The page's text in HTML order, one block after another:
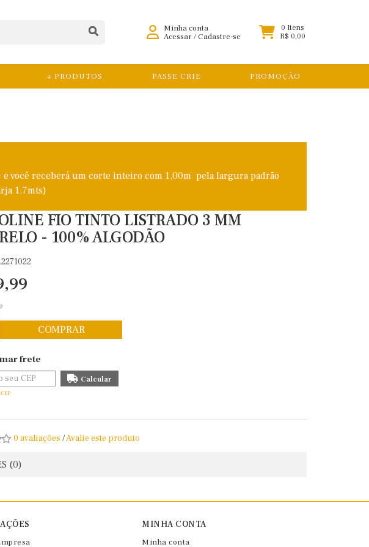
Minha conta
Acessar/Cadastre-se
0 Itens
R$ 0,00
+ PRODUTOS PASSE CRIE PROMOÇÃO
você receberá um corte inteiro com 1,00m pela largura padrão
1,7mts)
FIO TINTO LISTRADO 3 MM
- 100% ALGODÃO
COMPRAR
frete
0 avaliações /Avalie este produto
(0)
MINHA CONTA
Minha conta